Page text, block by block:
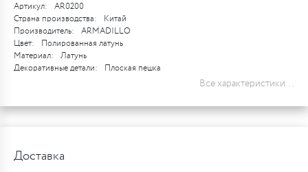
Артикул:
AR0200
Страна производства:
Китай
Производитель:
ARMADILLO
Цвет:
Полированная латунь
Материал:
Латунь
Декоративные детали:
Плоская пешка
Все характеристики...
Доставка